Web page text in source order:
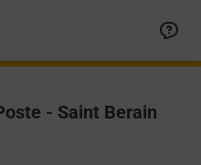
- Saint Berain